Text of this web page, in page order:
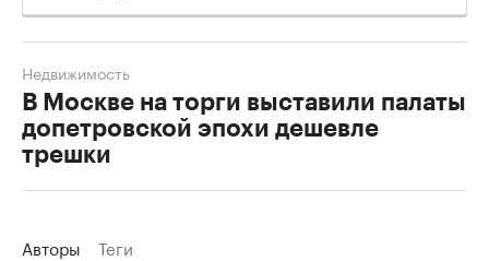
В Москве на торги выставили палаты
допетровской эпохи дешевле
трешки
Недвижимость
Авторы Теги